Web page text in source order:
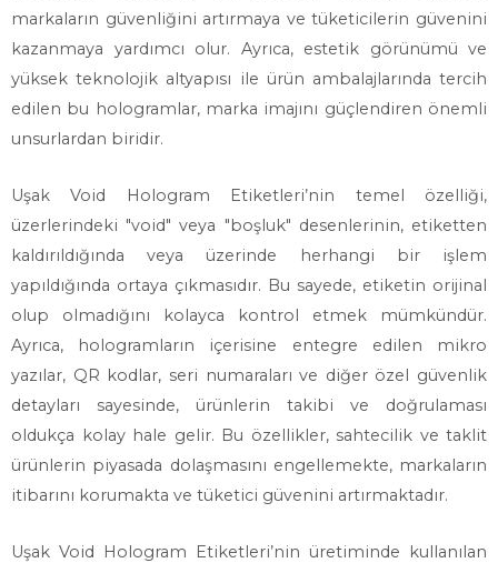
markaların güvenliğini artırmaya ve tüketicilerin güvenini
kazanmaya yardımcı olur. Ayrıca, estetik görünümü ve
yüksek teknolojik altyapısı ile ürün ambalajlarında tercih
edilen bu hologramlar, marka imajını güçlendiren önemli
unsurlardan biridir.
Uşak Void Hologram Etiketleri’nin temel özelliği,
üzerlerindeki "void" veya "boşluk" desenlerinin, etiketten
kaldırıldığında veya üzerinde herhangi bir işlem
yapıldığında ortaya çıkmasıdır. Bu sayede, etiketin orijinal
olup olmadığını kolayca kontrol etmek mümkündür.
Ayrıca, hologramların içerisine entegre edilen mikro
yazılar, QR kodlar, seri numaraları ve diğer özel güvenlik
detayları sayesinde, ürünlerin takibi ve doğrulaması
oldukça kolay hale gelir. Bu özellikler, sahtecilik ve taklit
ürünlerin piyasada dolaşmasını engellemekte, markaların
itibarını korumakta ve tüketici güvenini artırmaktadır.
Uşak Void Hologram Etiketleri’nin üretiminde kullanılan